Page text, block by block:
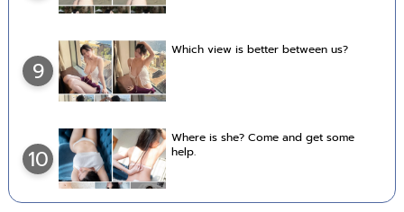
9
Which view is better between us?
10
Where is she? Come and get some
help.